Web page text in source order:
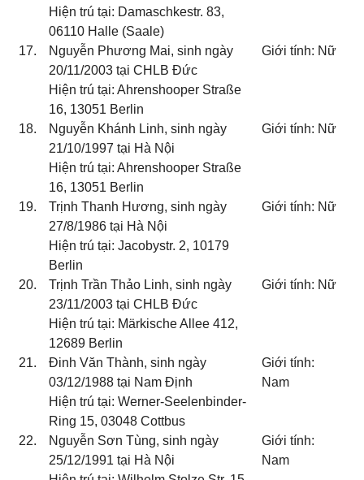
Hiện trú tại: Damaschkestr. 83,
06110 Halle (Saale)
17.
Nguyễn Phương Mai, sinh ngày
20/11/2003 tại CHLB Đức
Hiện trú tại: Ahrenshooper Straße
16, 13051 Berlin
Giới tính: Nữ
18.
Nguyễn Khánh Linh, sinh ngày
21/10/1997 tại Hà Nội
Hiện trú tại: Ahrenshooper Straße
16, 13051 Berlin
Giới tính: Nữ
19.
Trịnh Thanh Hương, sinh ngày
27/8/1986 tại Hà Nội
Hiện trú tại: Jacobystr. 2, 10179
Berlin
Giới tính: Nữ
20.
Trịnh Trần Thảo Linh, sinh ngày
23/11/2003 tại CHLB Đức
Hiện trú tại: Märkische Allee 412,
12689 Berlin
Giới tính: Nữ
21.
Đinh Văn Thành, sinh ngày
03/12/1988 tại Nam Định
Hiện trú tại: Werner-Seelenbinder-
Ring 15, 03048 Cottbus
Giới tính:
Nam
22.
Nguyễn Sơn Tùng, sinh ngày
25/12/1991 tại Hà Nội
Giới tính:
Nam